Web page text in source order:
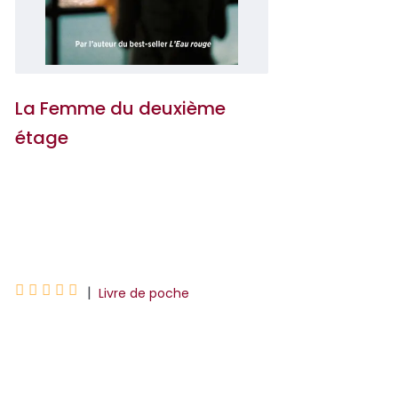
La Femme du deuxième
étage
     | Livre de poche